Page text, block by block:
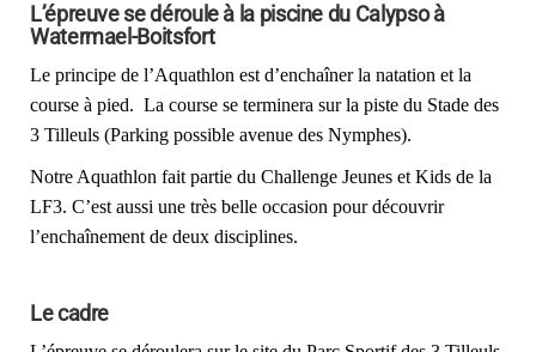
L’épreuve se déroule à la piscine du Calypso à
Watermael-Boitsfort
Le principe de l’Aquathlon est d’enchaîner la natation et la
course à pied.  La course se terminera sur la piste du Stade des
3 Tilleuls (Parking possible avenue des Nymphes).
Notre Aquathlon fait partie du Challenge Jeunes et Kids de la
LF3. C’est aussi une très belle occasion pour découvrir
l’enchaînement de deux disciplines.
Le cadre